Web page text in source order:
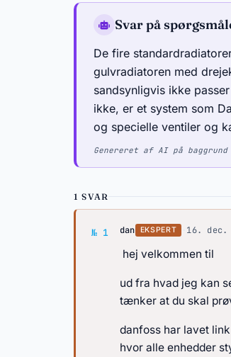
Svar på
De fire
gulvradiatoren med
sandsynligvis ikke
ikke, er et system som
og specielle ventiler og
Genereret af AI på
1 SVAR
№ 1 Svar af dan
dan EKSPERT 16. dec.
hej velkommen til
ud fra hvad jeg kan
tænker at du skal
danfoss har lavet
hvor alle enhedder